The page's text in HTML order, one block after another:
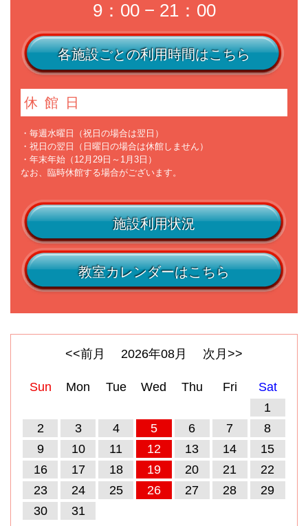
9：00 − 21：00
各施設ごとの利用時間はこちら
休館日
・毎週水曜日（祝日の場合は翌日）
・祝日の翌日（日曜日の場合は休館しません）
・年末年始（12月29日～1月3日）
なお、臨時休館する場合がございます。
施設利用状況
教室カレンダーはこちら
<<前月 2026年08月 次月>>
Sun Mon Tue Wed Thu Fri
Sat
1
2
3 4 5 6 7
8
9
10 11 12 13 14
15
16
17 18 19 20 21
22
23
24 25 26 27 28
29
30
31